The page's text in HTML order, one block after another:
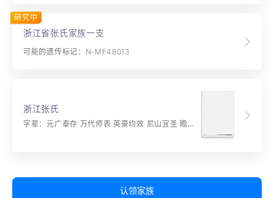
浙江省张氏家族一支
可能的遗传标记：N-MF48013
研究中
浙江张氏
字辈：元广泰存 万代师表 英豪均效 尼山宜圣 瞻仰至道 诗书春易 杏檀立诰 盘桓喜留 适鲁观庙 文章丰采 遐迩群晓 车服懿器 奕世常昭
认领家族